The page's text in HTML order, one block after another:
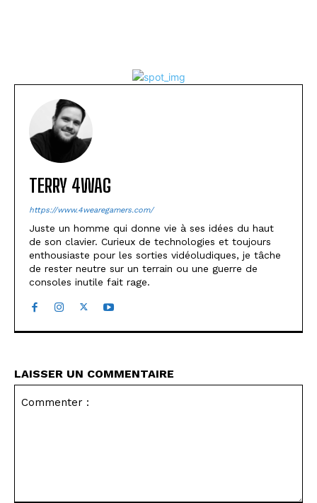
TERRY 4WAG
https://www.4wearegamers.com/
Juste un homme qui donne vie à ses idées du haut
de son clavier. Curieux de technologies et toujours
enthousiaste pour les sorties vidéoludiques, je tâche
de rester neutre sur un terrain ou une guerre de
consoles inutile fait rage.
LAISSER UN COMMENTAIRE